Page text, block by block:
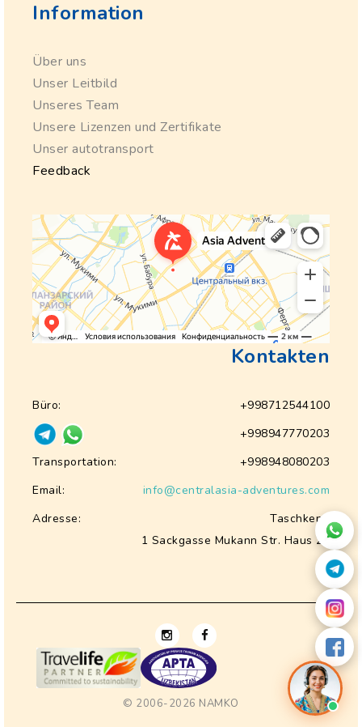
Information
Über uns
Unser Leitbild
Unseres Team
Unsere Lizenzen und Zertifikate
Unser autotransport
Feedback
Kontakten
Büro:
+998712544100
+998947770203
Transportation:
+998948080203
Email:
info@centralasia-adventures.com
Adresse:
Taschkent,
1 Sackgasse Mukann Str. Haus 28
© 2006-2026 NAMKO